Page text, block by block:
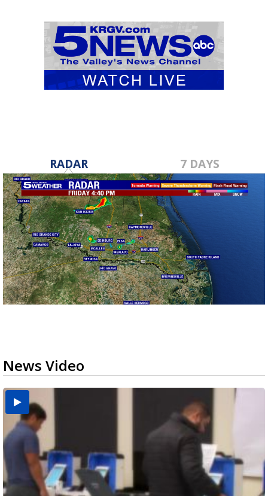
RADAR 7 DAYS
News Video